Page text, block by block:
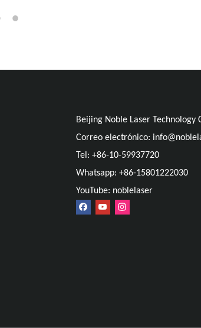
Beijing Noble Laser Technology
Correo electrónico:
Tel: +86-10-59937720
Whatsapp: +86-15801222030
YouTube: noblelaser